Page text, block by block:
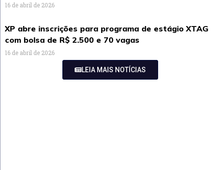
16 de abril de 2026
XP abre inscrições para programa de estágio XTAG
com bolsa de R$ 2.500 e 70 vagas
16 de abril de 2026
LEIA MAIS NOTÍCIAS